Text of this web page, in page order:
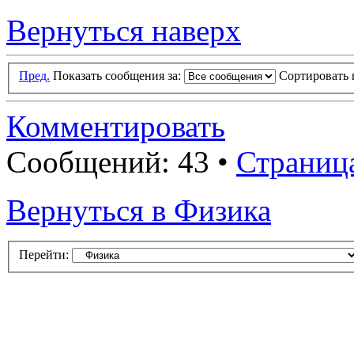
Вернуться наверх
Пред. Показать сообщения за: Сортировать
Комментировать
Сообщений: 43 •
Вернуться в Физика
Перейти: